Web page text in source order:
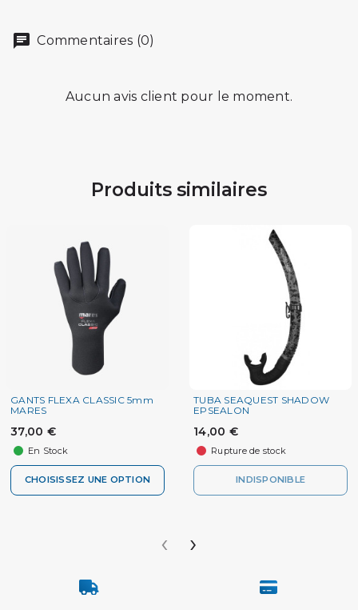
Commentaires (0)
Aucun avis client pour le moment.
Produits similaires
GANTS FLEXA CLASSIC 5mm
MARES
37,00 €
En Stock
CHOISISSEZ UNE OPTION
TUBA SEAQUEST SHADOW
EPSEALON
14,00 €
Rupture de stock
INDISPONIBLE
‹ ›